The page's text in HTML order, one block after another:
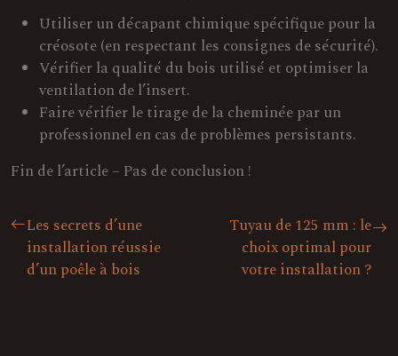
Utiliser un décapant chimique spécifique pour la
créosote (en respectant les consignes de sécurité).
Vérifier la qualité du bois utilisé et optimiser la
ventilation de l’insert.
Faire vérifier le tirage de la cheminée par un
professionnel en cas de problèmes persistants.
Fin de l’article – Pas de conclusion !
Les secrets d’une
installation réussie
d’un poêle à bois
Tuyau de 125 mm : le
choix optimal pour
votre installation ?